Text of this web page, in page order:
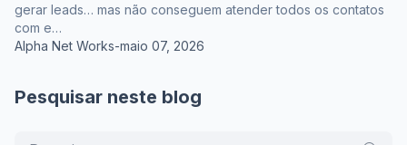
gerar leads… mas não conseguem atender todos os contatos
com e…
Alpha Net Works-maio 07, 2026
Pesquisar neste blog